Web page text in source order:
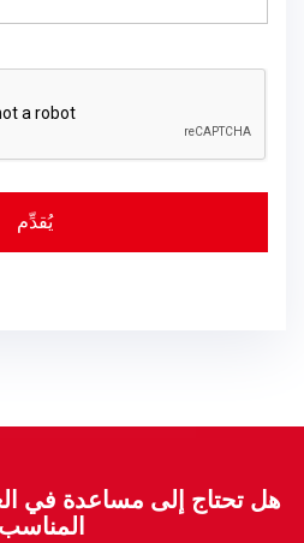
هل تحتاج إلى مساعدة في